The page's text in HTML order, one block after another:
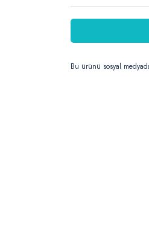
Bu ürünü sosyal